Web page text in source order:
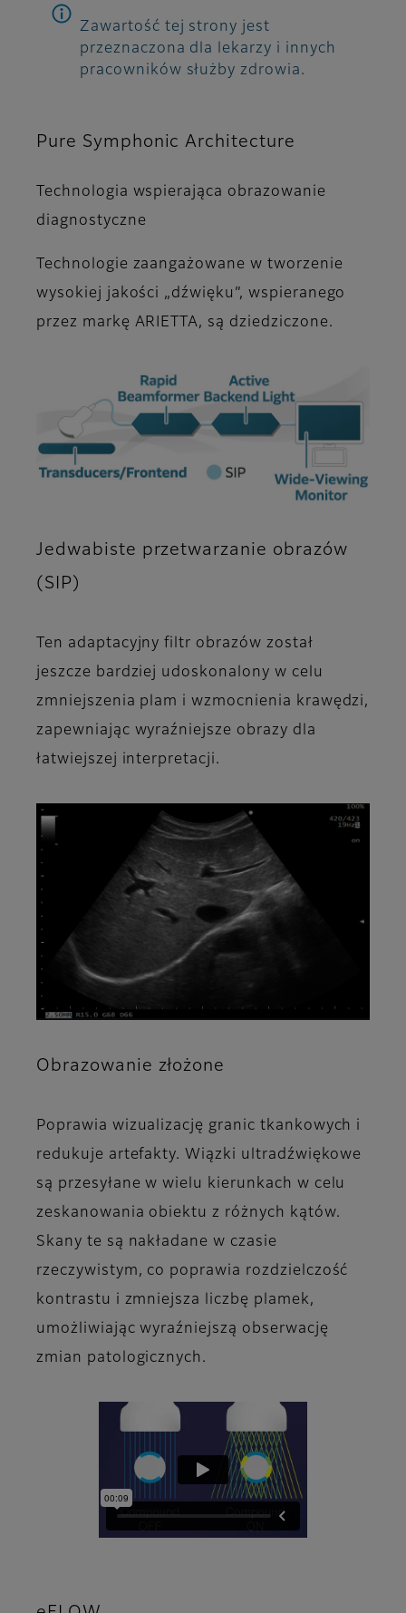
Zawartość tej strony jest
przeznaczona dla lekarzy i innych
pracowników służby zdrowia.
Pure Symphonic Architecture
Technologia wspierająca obrazowanie
diagnostyczne
Technologie zaangażowane w tworzenie
wysokiej jakości „dźwięku”, wspieranego
przez markę ARIETTA, są dziedziczone.
Jedwabiste przetwarzanie obrazów
(SIP)
Ten adaptacyjny filtr obrazów został
jeszcze bardziej udoskonalony w celu
zmniejszenia plam i wzmocnienia krawędzi,
zapewniając wyraźniejsze obrazy dla
łatwiejszej interpretacji.
Obrazowanie złożone
Poprawia wizualizację granic tkankowych i
redukuje artefakty. Wiązki ultradźwiękowe
są przesyłane w wielu kierunkach w celu
zeskanowania obiektu z różnych kątów.
Skany te są nakładane w czasie
rzeczywistym, co poprawia rozdzielczość
kontrastu i zmniejsza liczbę plamek,
umożliwiając wyraźniejszą obserwację
zmian patologicznych.